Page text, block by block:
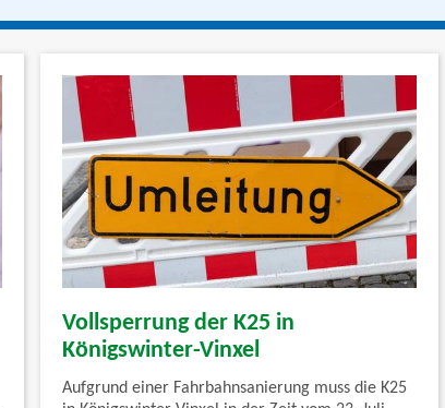
Vollsperrung der K25 in
Königswinter-Vinxel
Aufgrund einer Fahrbahnsanierung muss die K25